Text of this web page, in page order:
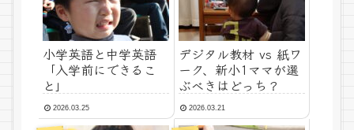
小学英語と中学英語
「入学前にできるこ
と」
2026.03.25
デジタル教材 vs 紙ワ
ーク、新小1ママが選
ぶべきはどっち？
2026.03.21